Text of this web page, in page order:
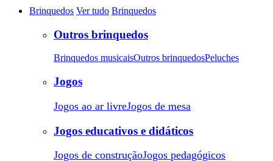
Brinquedos Ver tudo Brinquedos
Outros brinquedos
Brinquedos musicaisOutros brinquedosPeluches
Jogos
Jogos ao ar livreJogos de mesa
Jogos educativos e didáticos
Jogos de construçãoJogos pedagógicos